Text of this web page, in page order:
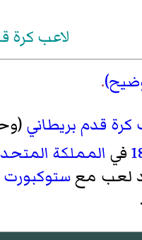
لاعب كرة
.
كرة قدم بريطاني
في المملكة
لعب معستوكبورت
.